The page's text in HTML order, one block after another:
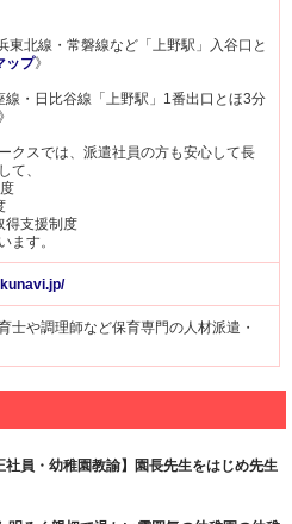
東北線・常磐線など「上野駅」入谷口と
ップ》
線・日比谷線「上野駅」1番出口とほ3分
クスでは、派遣社員の方も安心して長
て、
得支援制度
ます。
士や調理師など保育専門の人材派遣・
員・幼稚園教諭】園長先生をはじめ先生